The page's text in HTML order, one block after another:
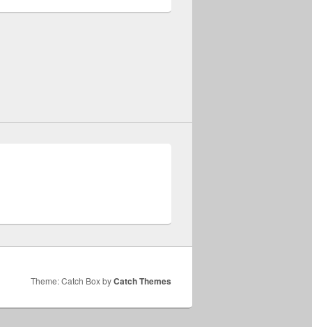
Theme: Catch Box byCatch Themes